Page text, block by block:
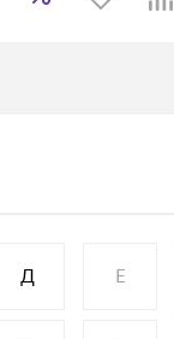
гарантия
Разовые выездные
Д Е